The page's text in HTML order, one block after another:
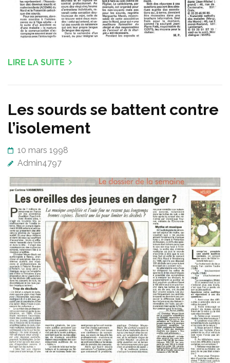
LIRE LA SUITE
Les sourds se battent contre
l’isolement
10 mars 1998
Admin4797